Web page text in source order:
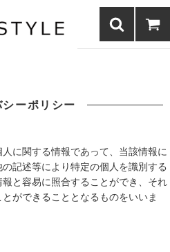
げパーマ・ボディジュエリーなどまつ
beauty shop
ーポリシー
人に関する情報であって、当該情報に
記述等により特定の個人を識別する
と容易に照合することができ、それ
ができることとなるものをいいま